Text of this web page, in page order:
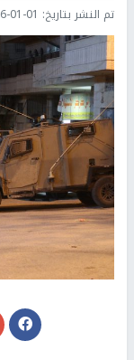
تم النشر بتاريخ: 01 12:37